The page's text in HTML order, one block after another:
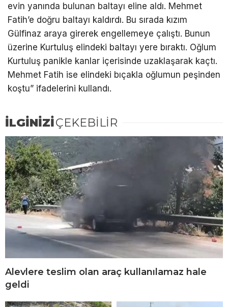
evin yanında bulunan baltayı eline aldı. Mehmet
Fatih’e doğru baltayı kaldırdı. Bu sırada kızım
Gülfinaz araya girerek engellemeye çalıştı. Bunun
üzerine Kurtuluş elindeki baltayı yere bıraktı. Oğlum
Kurtuluş panikle kanlar içerisinde uzaklaşarak kaçtı.
Mehmet Fatih ise elindeki bıçakla oğlumun peşinden
koştu” ifadelerini kullandı.
İLGİNİZİÇEKEBİLİR
Alevlere teslim olan araç kullanılamaz hale
geldi